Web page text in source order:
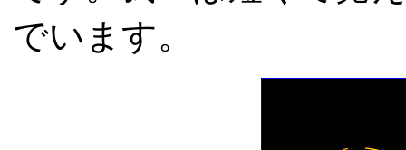
でいます。